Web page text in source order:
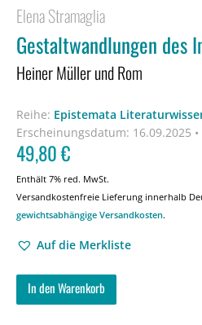
Elena Stramaglia
Gestaltwandlungen des
Heiner Müller und Rom
Reihe: Epistemata
Erscheinungsdatum: 16.09.2025
49,80€
Enthält 7% red. MwSt.
Versandkostenfreie Lieferung innerhalb
gewichtsabhängige Versandkosten.
Auf die Merkliste
In den Warenkorb